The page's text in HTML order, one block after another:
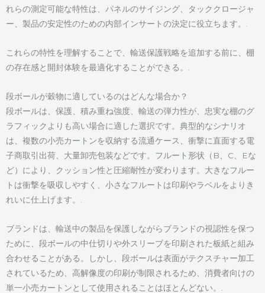
れらの測定可能な特性は、パネルのサイジング、タッククロージャ
ー、製品の安定性のための内部インサートの決定に役立ちます。.
これらの特性を理解することで、輸送保護戦略を追加する前に、棚
の存在感と開封体験を最適化することができる。.
段ボールが穀物に適しているのはどんな場合か？
段ボールは、保護、積み重ね強度、輸送の弾力性が、忠実な棚のグ
ラフィックよりも高い場合に適した選択です。典型的なシナリオ
は、複数の小売カートンを収納する流通ケース、衝撃に直面する電
子商取引出荷、大量卸売包装などです。フルート形状（B、C、Eな
ど）により、クッション性と圧縮耐性が変わります。大きなフルー
トは衝撃を吸収しやすく、小さなフルートは印刷やラベルをよりき
れいに仕上げます。.
ブランドは、輸送中の製品を保護しながらブランドの視認性を保つ
ために、段ボールの中仕切りや外スリーブを印刷された板紙と組み
合わせることがある。しかし、段ボールは表面がテクスチャー加工
されているため、高解像度の印刷が制限されるため、消費者向けの
単一小売カートンとして使用されることはほとんどない。.